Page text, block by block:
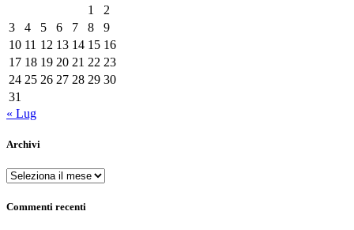
1
2
3
4 5 6 7 8
9
10 11 12 13 14 15 16
17 18 19 20 21 22 23
24 25 26 27 28 29 30
31
« Lug
Archivi
Archivi
Commenti recenti